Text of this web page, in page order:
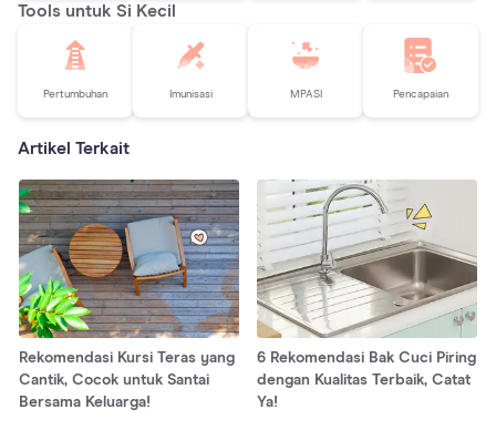
Tools untuk Si Kecil
Pertumbuhan Imunisasi MPASI Pencapaian
Artikel Terkait
Rekomendasi Kursi Teras yang
Cantik, Cocok untuk Santai
Bersama Keluarga!
6 Rekomendasi Bak Cuci Piring
dengan Kualitas Terbaik, Catat
Ya!